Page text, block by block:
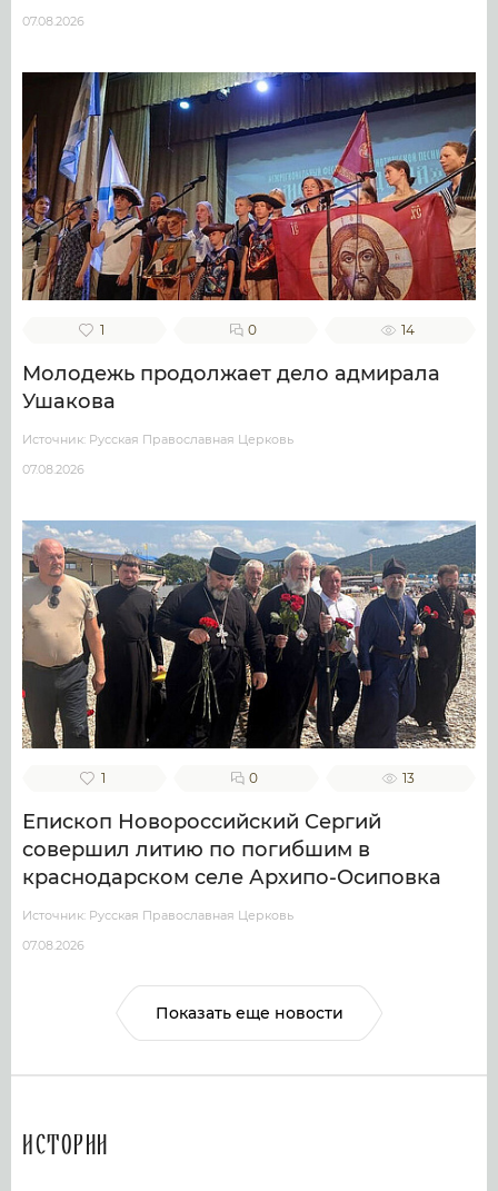
07.08.2026
1 0 14
Молодежь продолжает дело адмирала
Ушакова
Источник: Русская Православная Церковь
07.08.2026
1 0 13
Епископ Новороссийский Сергий
совершил литию по погибшим в
краснодарском селе Архипо-Осиповка
Источник: Русская Православная Церковь
07.08.2026
Показать еще новости
Истории